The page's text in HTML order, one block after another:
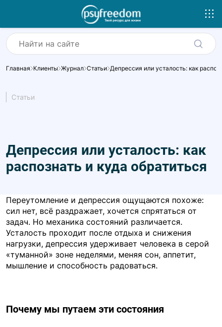
Главная Клиенты Журнал Статьи Депрессия или усталость: как
Статьи
Депрессия или усталость: как
распознать и куда обратиться
Переутомление и депрессия ощущаются похоже:
сил нет, всё раздражает, хочется спрятаться от
задач. Но механика состояний различается.
Усталость проходит после отдыха и снижения
нагрузки, депрессия удерживает человека в серой
«туманной» зоне неделями, меняя сон, аппетит,
мышление и способность радоваться.
Почему мы путаем эти состояния